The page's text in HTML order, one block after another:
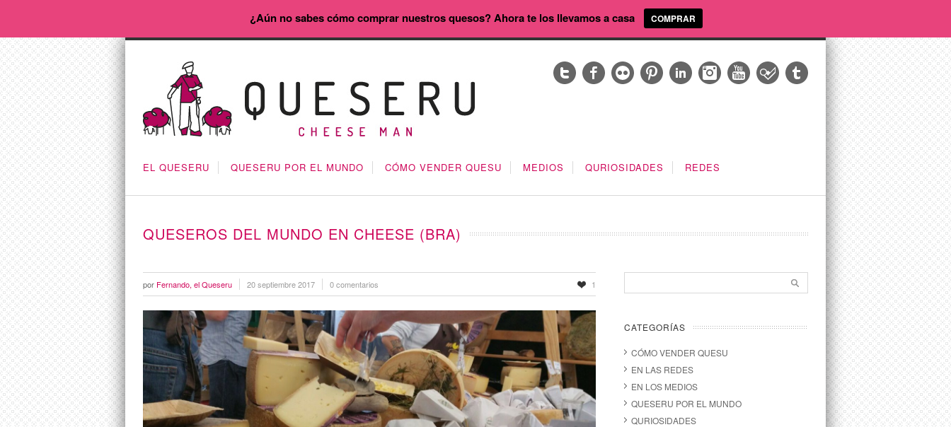
EL QUESERU QUESERU POR EL MUNDO CÓMO VENDER QUESU MEDIOS QURIOSIDADES REDES
QUESEROS DEL MUNDO EN CHEESE (BRA)
por Fernando, el Queseru 20 septiembre 2017 0 comentarios 1
CATEGORÍAS
CÓMO VENDER QUESU
EN LAS REDES
EN LOS MEDIOS
QUESERU POR EL MUNDO
QURIOSIDADES
¿Aún no sabes cómo comprar nuestros quesos? Ahora te los llevamos a casa COMPRAR